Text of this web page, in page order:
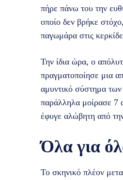
πήρε πάνω του την
οποίο δεν βρήκε
παγωμάρα στις
Την ίδια ώρα, ο
πραγματοποίησε μια
αμυντικό σύστημα
παράλληλα μοίρασε 7
έφυγε αλώβητη από
Όλα για
Το σκηνικό πλέον